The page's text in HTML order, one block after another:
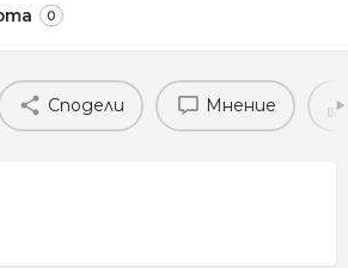
0
Сподели Мнение